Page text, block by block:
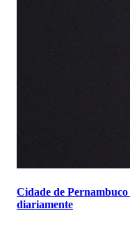
Cidade de
diariamente